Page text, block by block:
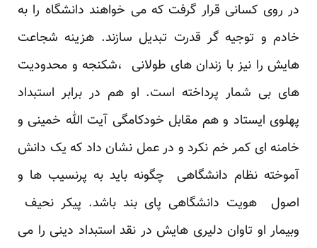
در روی کسانی قرار گرفت که می خواهند دانشگاه را به
خادم و توجیه گر قدرت تبدیل سازند. هزینه شجاعت
هایش را نیز با زندان های طولانی ،شکنجه و محدودیت
های بی شمار پرداخته است. او هم در برابر استبداد
پهلوی ایستاد و هم مقابل خودکامگی آیت الله خمینی و
خامنه ای کمر خم نکرد و در عمل نشان داد که یک دانش
آموخته نظام دانشگاهی چگونه باید به پرنسیب ها و
اصول هویت دانشگاهی پای بند باشد. پیکر نحیف
وبیمار او تاوان دلیری هایش در نقد استبداد دینی را می